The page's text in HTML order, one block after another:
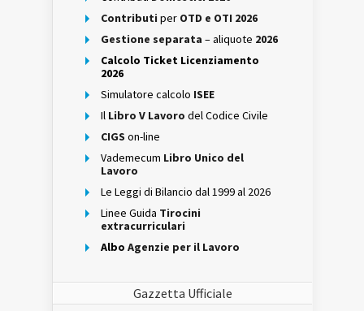
Contributi per OTD e OTI 2026
Gestione separata – aliquote 2026
Calcolo Ticket Licenziamento
2026
Simulatore calcolo ISEE
Il Libro V Lavoro del Codice Civile
CIGS on-line
Vademecum Libro Unico del
Lavoro
Le Leggi di Bilancio dal 1999 al 2026
Linee Guida Tirocini
extracurriculari
Albo Agenzie per il Lavoro
Gazzetta Ufficiale